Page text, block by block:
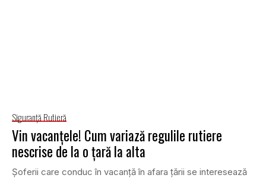
Siguranţă Rutieră
Vin vacanțele! Cum variază regulile rutiere
nescrise de la o țară la alta
Șoferii care conduc în vacanță în afara țării se interesează